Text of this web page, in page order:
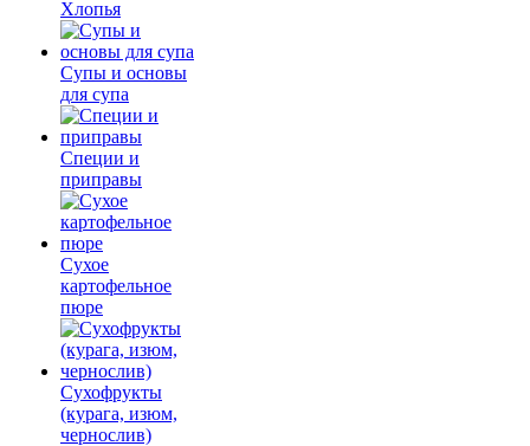
Хлопья
Супы и основы
для супа
Специи и
приправы
Сухое
картофельное
пюре
Сухофрукты
(курага, изюм,
чернослив)